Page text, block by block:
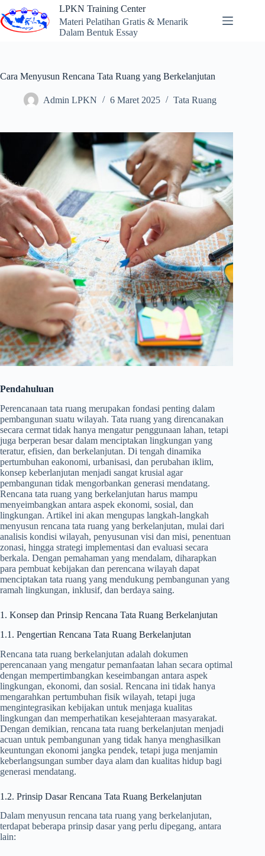
to
content
LPKN Training Center
Materi Pelatihan Gratis & Menarik
Dalam Bentuk Essay
Cara Menyusun Rencana Tata Ruang yang Berkelanjutan
Admin LPKN 6 Maret 2025 Tata Ruang
Pendahuluan
Perencanaan tata ruang merupakan fondasi penting dalam
pembangunan suatu wilayah. Tata ruang yang direncanakan
secara cermat tidak hanya mengatur penggunaan lahan, tetapi
juga berperan besar dalam menciptakan lingkungan yang
teratur, efisien, dan berkelanjutan. Di tengah dinamika
pertumbuhan eakonomi, urbanisasi, dan perubahan iklim,
konsep keberlanjutan menjadi sangat krusial agar
pembangunan tidak mengorbankan generasi mendatang.
Rencana tata ruang yang berkelanjutan harus mampu
menyeimbangkan antara aspek ekonomi, sosial, dan
lingkungan. Artikel ini akan mengupas langkah-langkah
menyusun rencana tata ruang yang berkelanjutan, mulai dari
analisis kondisi wilayah, penyusunan visi dan misi, penentuan
zonasi, hingga strategi implementasi dan evaluasi secara
berkala. Dengan pemahaman yang mendalam, diharapkan
para pembuat kebijakan dan perencana wilayah dapat
menciptakan tata ruang yang mendukung pembangunan yang
ramah lingkungan, inklusif, dan berdaya saing.
1. Konsep dan Prinsip Rencana Tata Ruang Berkelanjutan
1.1. Pengertian Rencana Tata Ruang Berkelanjutan
Rencana tata ruang berkelanjutan adalah dokumen
perencanaan yang mengatur pemanfaatan lahan secara optimal
dengan mempertimbangkan keseimbangan antara aspek
lingkungan, ekonomi, dan sosial. Rencana ini tidak hanya
mengarahkan pertumbuhan fisik wilayah, tetapi juga
mengintegrasikan kebijakan untuk menjaga kualitas
lingkungan dan memperhatikan kesejahteraan masyarakat.
Dengan demikian, rencana tata ruang berkelanjutan menjadi
acuan untuk pembangunan yang tidak hanya menghasilkan
keuntungan ekonomi jangka pendek, tetapi juga menjamin
keberlangsungan sumber daya alam dan kualitas hidup bagi
generasi mendatang.
1.2. Prinsip Dasar Rencana Tata Ruang Berkelanjutan
Dalam menyusun rencana tata ruang yang berkelanjutan,
terdapat beberapa prinsip dasar yang perlu dipegang, antara
lain: